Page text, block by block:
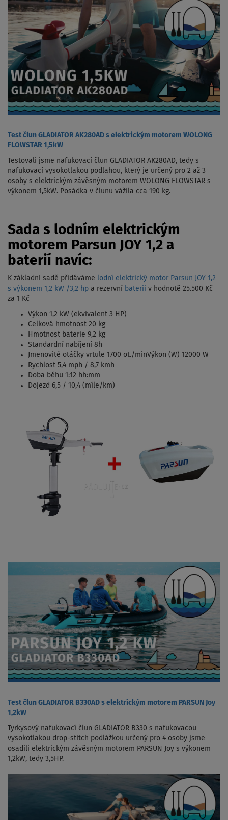
Test člun GLADIATOR AK280AD s elektrickým motorem WOLONG
FLOWSTAR 1,5kW
Testovali jsme nafukovací člun GLADIATOR AK280AD, tedy s
nafukovací vysokotlakou podlahou, který je určený pro 2 až 3
osoby s elektrickým závěsným motorem WOLONG FLOWSTAR s
výkonem 1,5kW. Posádka v člunu vážila cca 190 kg.
Sada s lodním elektrickým
motorem Parsun JOY 1,2 a
baterií navíc:
K základní sadě přidáváme
lodní elektrický motor Parsun JOY 1,2
s výkonem 1,2 kW /3,2 hp a rezervní baterii v hodnotě 25.500 Kč
za 1 Kč
Výkon 1,2 kW (ekvivalent 3 HP)
Celková hmotnost 20 kg
Hmotnost baterie 9,2 kg
Standardní nabíjení 8h
Jmenovité otáčky vrtule 1700 ot./minVýkon (W) 12000 W
Rychlost 5,4 mph / 8,7 kmh
Doba běhu 1:12 hh:mm
Dojezd 6,5 / 10,4 (míle/km)
Test člun GLADIATOR B330AD s elektrickým motorem PARSUN Joy
1,2kW
Tyrkysový nafukovací člun GLADIATOR B330 s nafukovacou
vysokotlakou drop-stitch podlážkou určený pro 4 osoby jsme
osadili elektrickým závěsným motorem PARSUN Joy s výkonem
1,2kW, tedy 3,5HP.